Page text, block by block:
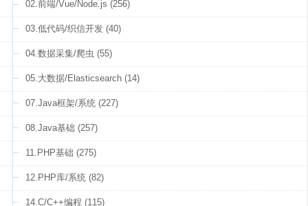
02.前端/Vue/Node.js (256)
03.低代码/织信开发 (40)
04.数据采集/爬虫 (55)
05.大数据/Elasticsearch (14)
07.Java框架/系统 (227)
08.Java基础 (257)
11.PHP基础 (275)
12.PHP库/系统 (82)
14.C/C++编程 (115)